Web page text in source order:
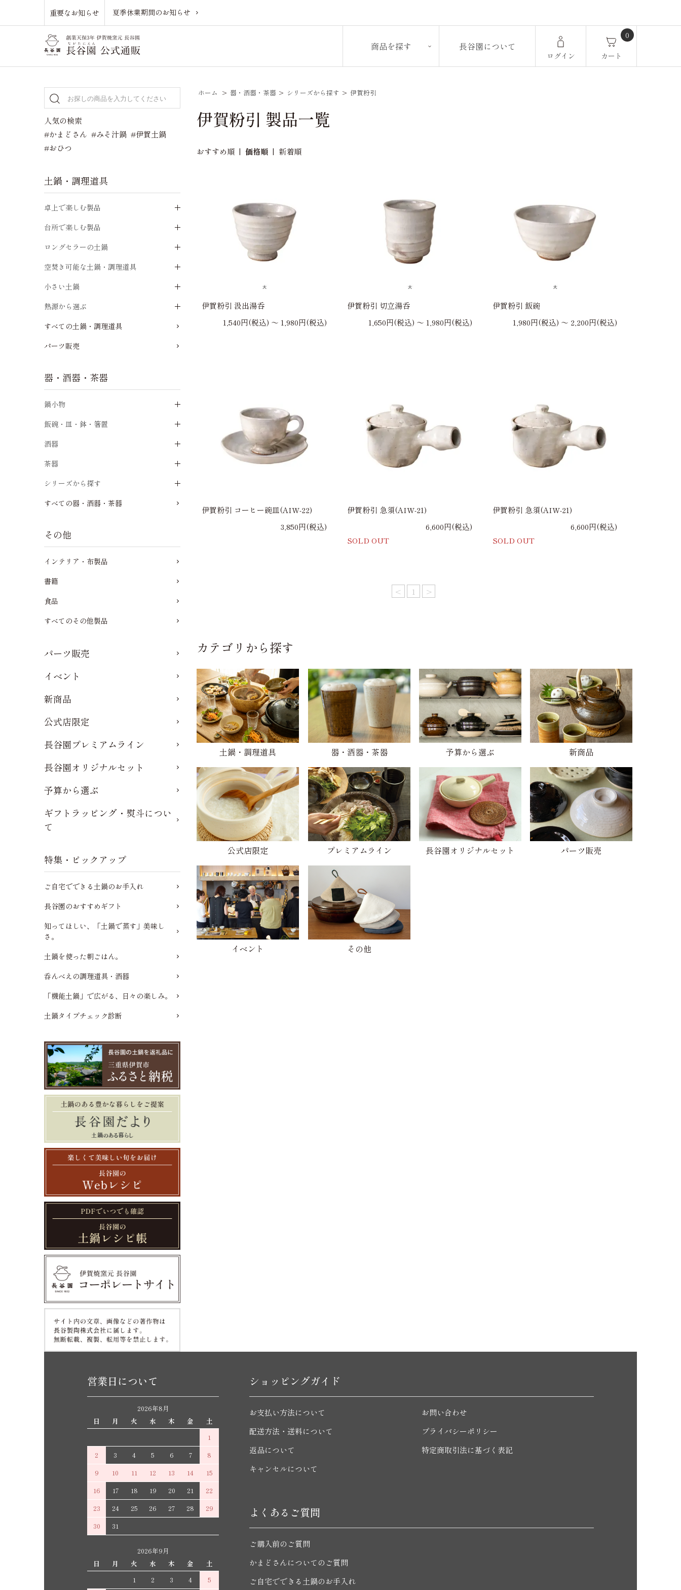
重要なお知らせ 夏季休業期間のお知らせ
商品を探す 長谷園について
ログイン
0
カート
ホーム > 器・酒器・茶器 > シリーズから探す > 伊賀粉引
伊賀粉引 製品一覧
おすすめ順 |価格順 | 新着順
伊賀粉引 汲出湯呑
1,540円(税込) 〜 1,980円(税込)
伊賀粉引 切立湯呑
1,650円(税込) 〜 1,980円(税込)
伊賀粉引 飯碗
1,980円(税込) 〜 2,200円(税込)
伊賀粉引 コーヒー碗皿(AIW-22)
3,850円(税込)
伊賀粉引 急須(AIW-21)
6,600円(税込)
SOLD OUT
伊賀粉引 急須(AIW-21)
6,600円(税込)
SOLD OUT
< 1 >
カテゴリから探す
土鍋・調理道具 器・酒器・茶器 予算から選ぶ 新商品
公式店限定 プレミアムライン 長谷園オリジナルセット パーツ販売
イベント その他
人気の検索
#かまどさん #みそ汁鍋 #伊賀土鍋
#おひつ
土鍋・調理道具
卓上で楽しむ製品
台所で楽しむ製品
ロングセラーの土鍋
空焚き可能な土鍋・調理道具
小さい土鍋
熱源から選ぶ
すべての土鍋・調理道具
パーツ販売
器・酒器・茶器
鍋小物
飯碗・皿・鉢・箸置
酒器
茶器
シリーズから探す
すべての器・酒器・茶器
その他
インテリア・布製品
書籍
食品
すべてのその他製品
パーツ販売
イベント
新商品
公式店限定
長谷園プレミアムライン
長谷園オリジナルセット
予算から選ぶ
ギフトラッピング・熨斗につい
て
特集・ピックアップ
ご自宅でできる土鍋のお手入れ
長谷園のおすすめギフト
知ってほしい、「土鍋で蒸す」美味し
さ。
土鍋を使った朝ごはん。
呑んべえの調理道具・酒器
「機能土鍋」で広がる、日々の楽しみ。
土鍋タイプチェック診断
営業日について
2026年8月
日
月 火 水 木 金
土
1
2
3 4 5 6 7
8
9
10 11 12 13 14
15
16
17 18 19 20 21
22
23
24 25 26 27 28
29
30
31
2026年9月
日
月 火 水 木 金
土
1
2 3 4 5
ショッピングガイド
お支払い方法について
配送方法・送料について
返品について
キャンセルについて
お問い合わせ
プライバシーポリシー
特定商取引法に基づく表記
よくあるご質問
ご購入前のご質問
かまどさんについてのご質問
ご自宅でできる土鍋のお手入れ